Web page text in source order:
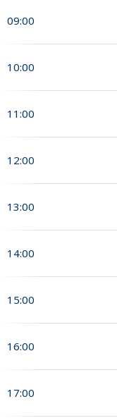
09:00
10:00
11:00
12:00
13:00
14:00
15:00
16:00
17:00